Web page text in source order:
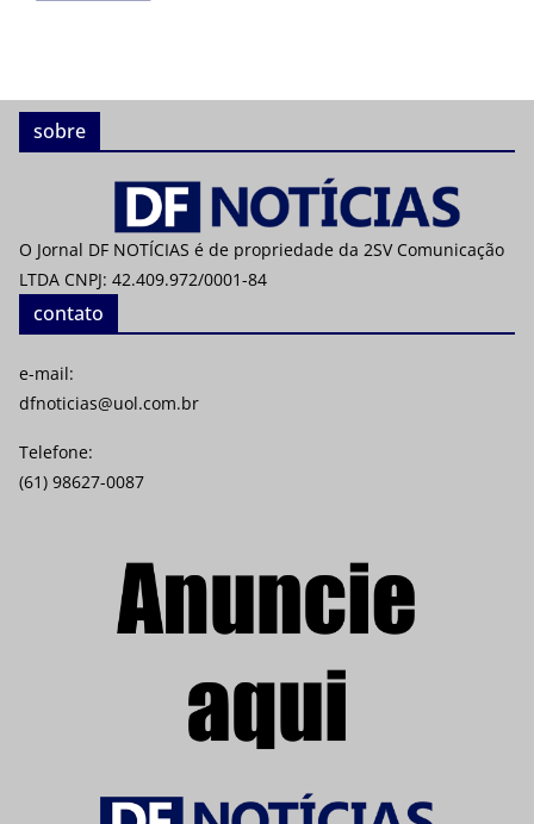
sobre
O Jornal DF NOTÍCIAS é de propriedade da 2SV Comunicação
LTDA CNPJ: 42.409.972/0001-84
contato
e-mail:
dfnoticias@uol.com.br
Telefone:
(61) 98627-0087